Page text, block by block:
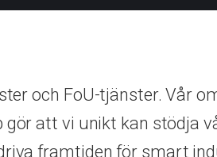
och FoU-tjänster. Vår
att vi unikt kan stödja
framtiden för smart